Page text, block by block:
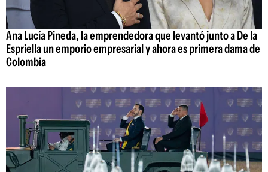
Ana Lucía Pineda, la emprendedora que levantó junto a De la
Espriella un emporio empresarial y ahora es primera dama de
Colombia